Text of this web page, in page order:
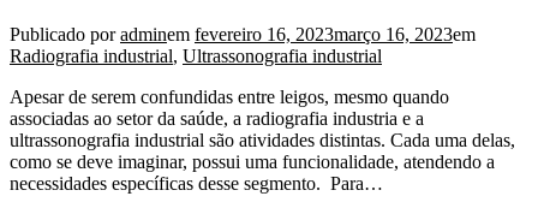
Publicado poradminem fevereiro 16, 2023março 16, 2023em
Radiografia industrial, Ultrassonografia industrial
Apesar de serem confundidas entre leigos, mesmo quando
associadas ao setor da saúde, a radiografia industria e a
ultrassonografia industrial são atividades distintas. Cada uma delas,
como se deve imaginar, possui uma funcionalidade, atendendo a
necessidades específicas desse segmento. Para…